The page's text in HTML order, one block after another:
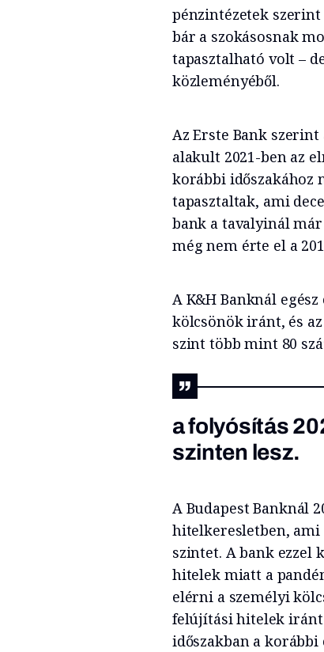
pénzintézetek
bár a szokásosnak
tapasztalható volt –
közleményéből.
Az Erste Bank
alakult 2021-ben az
korábbi időszakához
tapasztaltak, ami
bank a tavalyinál
még nem érte el a
A K&H Banknál
kölcsönök iránt, és
szint több mint 80
a folyósítás
szinten lesz.
A Budapest Banknál
hitelkeresletben, ami
szintet. A bank ezzel
hitelek miatt a
elérni a személyi
felújítási hitelek iránt
időszakban a